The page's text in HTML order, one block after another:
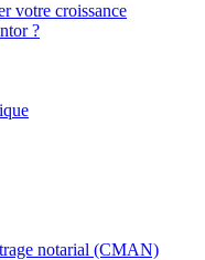
votre croissance
?
notarial (CMAN)